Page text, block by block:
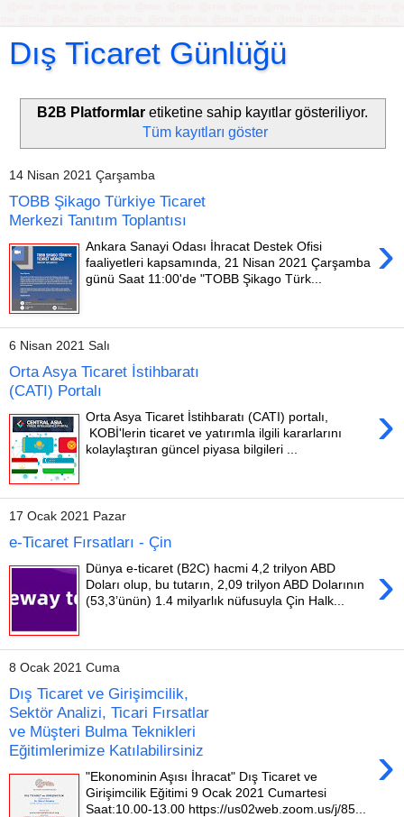
Dış Ticaret Günlüğü
B2B Platformlaretiketine sahip kayıtlar gösteriliyor.
Tüm kayıtları göster
14 Nisan 2021 Çarşamba
TOBB Şikago Türkiye Ticaret
Merkezi Tanıtım Toplantısı
›
Ankara Sanayi Odası İhracat Destek Ofisi
faaliyetleri kapsamında, 21 Nisan 2021 Çarşamba
günü Saat 11:00'de "TOBB Şikago Türk...
6 Nisan 2021 Salı
Orta Asya Ticaret İstihbaratı
(CATI) Portalı
›
Orta Asya Ticaret İstihbaratı (CATI) portalı,
KOBİ'lerin ticaret ve yatırımla ilgili kararlarını
kolaylaştıran güncel piyasa bilgileri ...
17 Ocak 2021 Pazar
e-Ticaret Fırsatları - Çin
›
Dünya e-ticaret (B2C) hacmi 4,2 trilyon ABD
Doları olup, bu tutarın, 2,09 trilyon ABD Dolarının
(53,3’ünün) 1.4 milyarlık nüfusuyla Çin Halk...
8 Ocak 2021 Cuma
Dış Ticaret ve Girişimcilik,
Sektör Analizi, Ticari Fırsatlar
ve Müşteri Bulma Teknikleri
Eğitimlerimize Katılabilirsiniz
›
"Ekonominin Aşısı İhracat" Dış Ticaret ve
Girişimcilik Eğitimi 9 Ocak 2021 Cumartesi
Saat:10.00-13.00 https://us02web.zoom.us/j/85...